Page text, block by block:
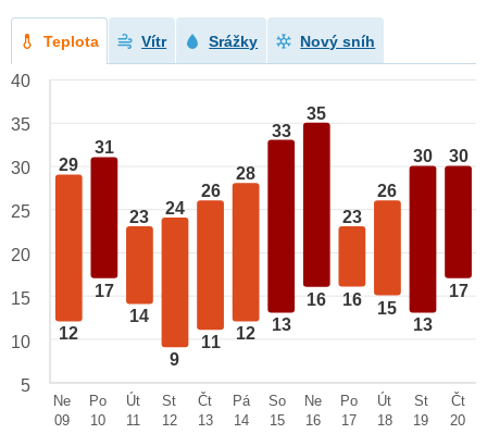
Teplota Vítr Srážky Nový sníh
29
12
31
17
23
14
24
9
26
11
28
12
33
13
35
16
23
16
26
15
30
13
30
17
40
35
30
25
20
15
10
5
Ne
09
Po
10
Út
11
St
12
Čt
13
Pá
14
So
15
Ne
16
Po
17
Út
18
St
19
Čt
20